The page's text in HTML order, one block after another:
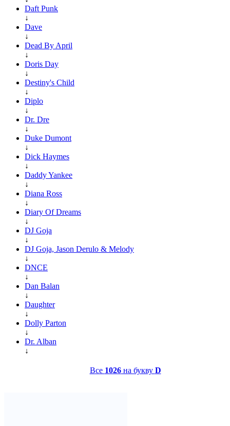
Daft Punk
↓
Dave
↓
Dead By April
↓
Doris Day
↓
Destiny's Child
↓
Diplo
↓
Dr. Dre
↓
Duke Dumont
↓
Dick Haymes
↓
Daddy Yankee
↓
Diana Ross
↓
Diary Of Dreams
↓
DJ Goja
↓
DJ Goja, Jason Derulo & Melody
↓
DNCE
↓
Dan Balan
↓
Daughter
↓
Dolly Parton
↓
Dr. Alban
↓
Все 1026на букву D